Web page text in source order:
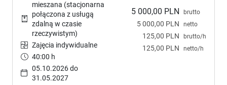
5 000,00 PLN brutto
5 000,00 PLN netto
125,00 PLN brutto/h
125,00 PLN netto/h
mieszana (stacjonarna
połączona z usługą
zdalną w czasie
rzeczywistym)
Zajęcia indywidualne
40:00 h
05.10.2026 do
31.05.2027